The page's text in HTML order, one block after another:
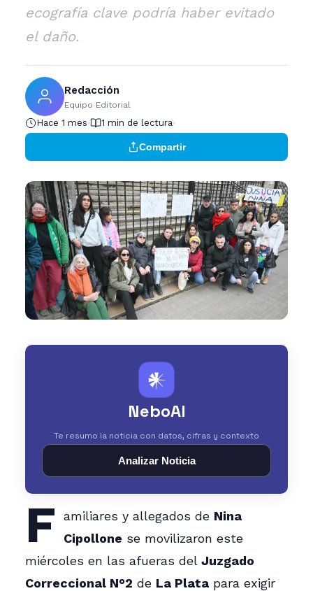
ecografía clave podría haber evitado
el daño.
Redacción
Equipo Editorial
Hace 1 mes 1 min de lectura
Compartir
𒀭
NeboAI
Te resumo la noticia con datos, cifras y contexto
Analizar Noticia
F amiliares y allegados de Nina
Cipollone se movilizaron este
miércoles en las afueras del Juzgado
Correccional N°2 de La Plata para exigir